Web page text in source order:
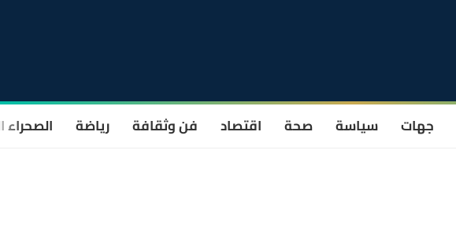
جهات سياسة صحة اقتصاد فن وثقافة رياضة الصحراء